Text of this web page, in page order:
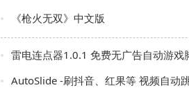
《枪火无双》中文版
雷电连点器1.0.1 免费无广告自动游戏脚本 自
AutoSlide -刷抖音、红果等 视频自动跳过广告 OCR智能识